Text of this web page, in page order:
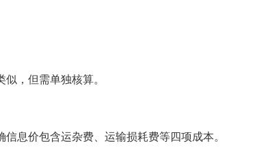
，但需单独核算。
息价包含运杂费、运输损耗费等四项成本。